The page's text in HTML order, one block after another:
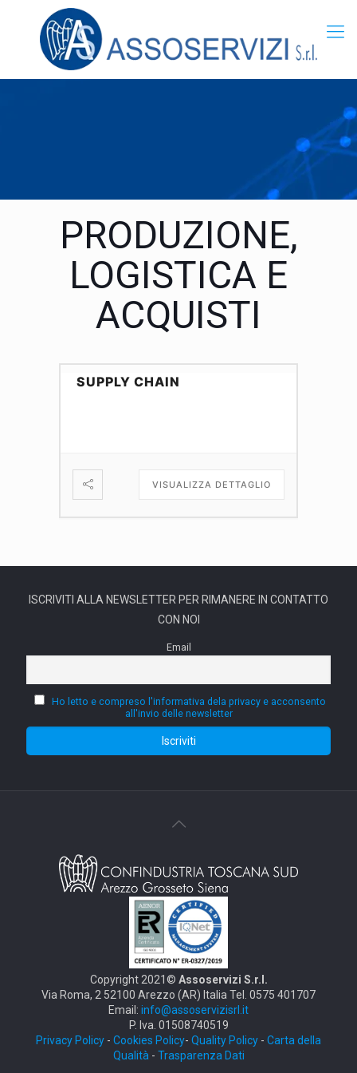
PRODUZIONE,
LOGISTICA E
ACQUISTI
SUPPLY CHAIN
VISUALIZZA DETTAGLIO
ISCRIVITI ALLA NEWSLETTER PER RIMANERE IN CONTATTO
CON NOI
Email
Ho letto e compreso l'informativa dela privacy e acconsento
all'invio delle newsletter
Copyright 2021© Assoservizi S.r.l.
Via Roma, 2 52100 Arezzo (AR) Italia Tel. 0575 401707
Email: info@assoservizisrl.it
P. Iva. 01508740519
Privacy Policy - Cookies Policy- Quality Policy - Carta della
Qualità - Trasparenza Dati